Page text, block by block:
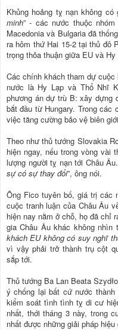
Khủng hoảng tỵ nạn không có
minh” - các nước thuộc
Macedonia và Bulgaria đã
ra hôm thứ Hai 15-2 tại thủ đô
trọng thỏa thuận giữa EU và
Các chính khách tham dự
nước là Hy Lạp và Thổ Nhĩ
phương án dự trù B: xây dựng
bắt đầu từ Hungary. Trong các
việc tăng cường bảo vệ biên
Theo như thủ tướng Slovakia
hiện ngay, nếu trong vòng vài
lượng người tỵ nạn tới Châu
sự có sự thay đổi”, ông nói.
Ông Fico tuyên bố, giá trị các
cuộc tranh luận của Châu Âu
hiện nay nằm ở chỗ, họ đã chỉ
gia Châu Âu khác không nhìn
khách EU không có suy nghĩ
vì vậy phải trở thành trụ cột
sắp tới.
Thủ tướng Ba Lan Beata
ý chống lại bất cứ nước
kiểm soát tình tình tỵ di cư
nhất, thới tháng 3 này, trong
nhất được những giải pháp hiệu